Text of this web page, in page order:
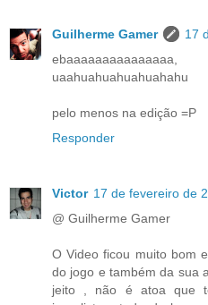
Guilherme Gamer
17
uaahuahuahuahuahahu
pelo menos na edição =P
Responder
Victor 17 de fevereiro de
@ Guilherme Gamer
O Video ficou muito bom
do jogo e também da sua
jeito , não é atoa que